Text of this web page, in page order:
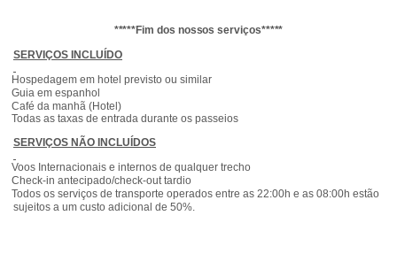
*****Fim dos nossos serviços*****
SERVIÇOS INCLUÍDO
Hospedagem em hotel previsto ou similar
Guia em espanhol
Café da manhã (Hotel)
Todas as taxas de entrada durante os passeios
SERVIÇOS NÃO INCLUÍDOS
Voos Internacionais e internos de qualquer trecho
Check-in antecipado/check-out tardio
Todos os serviços de transporte operados entre as 22:00h e as 08:00h estão
sujeitos a um custo adicional de 50%.